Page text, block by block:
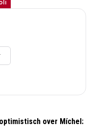
over Míchel: